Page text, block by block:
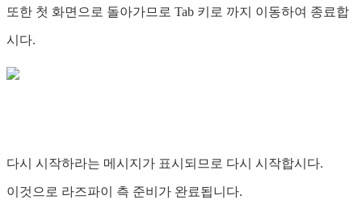
또한 첫 화면으로 돌아가므로 Tab 키로 까지 이동하여 종료합
시다.
다시 시작하라는 메시지가 표시되므로 다시 시작합시다.
이것으로 라즈파이 측 준비가 완료됩니다.